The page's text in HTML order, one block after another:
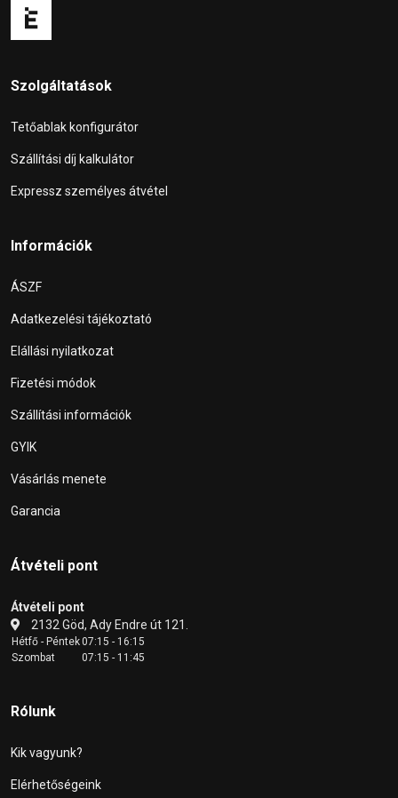
Szolgáltatások
Tetőablak konfigurátor
Szállítási díj kalkulátor
Expressz személyes átvétel
Információk
ÁSZF
Adatkezelési tájékoztató
Elállási nyilatkozat
Fizetési módok
Szállítási információk
GYIK
Vásárlás menete
Garancia
Átvételi pont
Átvételi pont
2132 Göd, Ady Endre út 121.
Hétfő - Péntek07:15 - 16:15
Szombat
07:15 - 11:45
Rólunk
Kik vagyunk?
Elérhetőségeink